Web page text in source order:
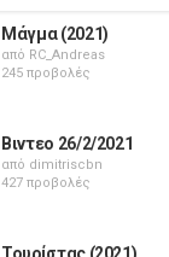
Μάγμα (2021)
από RC_Andreas
245 προβολές
Βιντεο 26/2/2021
από dimitriscbn
427 προβολές
Τουρίστας (2021)